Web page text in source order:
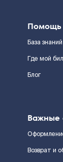
Помощь
База знаний
Где мой
Блог
Важные
Возврат и